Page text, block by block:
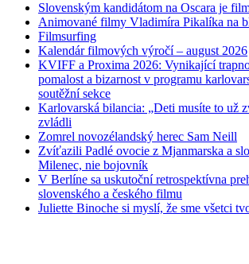
Slovenským kandidátom na Oscara je
Animované filmy Vladimíra Pikalíka na
Filmsurfing
Kalendár filmových výročí – august 2026
KVIFF a Proxima 2026: Vynikající
pomalost a bizarnost v programu
soutěžní sekce
Karlovarská bilancia: „Deti musíte to už
zvládli
Zomrel novozélandský herec Sam Neill
Zvíťazili Padlé ovocie z Mjanmarska a
Milenec, nie bojovník
V Berlíne sa uskutoční retrospektívna
slovenského a českého filmu
Juliette Binoche si myslí, že sme všetci